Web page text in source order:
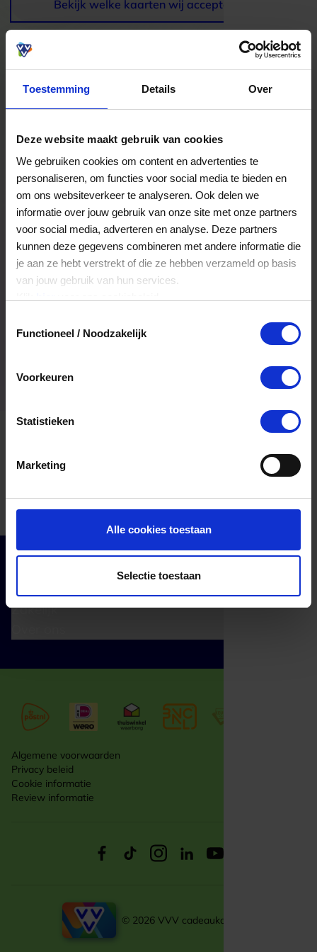
Toestemming Details Over
Deze website maakt gebruik van cookies
We gebruiken cookies om content en advertenties te
personaliseren, om functies voor social media te bieden en
om ons websiteverkeer te analyseren. Ook delen we
informatie over jouw gebruik van onze site met onze partners
voor social media, adverteren en analyse. Deze partners
kunnen deze gegevens combineren met andere informatie die
je aan ze hebt verstrekt of die ze hebben verzameld op basis
van jouw gebruik van hun services.
Functioneel / Noodzakelijk
Voorkeuren
Statistieken
Marketing
Alle cookies toestaan
Selectie toestaan
Bekijk welke kaarten wij accepteren
Veelgestelde Vragen
Hoelang blijft mijn saldo geldig?
Het volledige saldo op de VVV cadeaukaart
is minimaal drie jaar geldig.
Kan ik het saldo in delen besteden?
Ja, je mag het saldo van je VVV
cadeaukaart in delen uitgeven.
Kan ik het saldo in delen besteden?
Ja, je mag het saldo van je VVV
cadeaukaart in delen uitgeven.
Cadeaumomenten
Zakelijk
Algemene voorwaarden
Privacy beleid
Cookie informatie
Review informatie
© 2026 VVV cadeaukaarten